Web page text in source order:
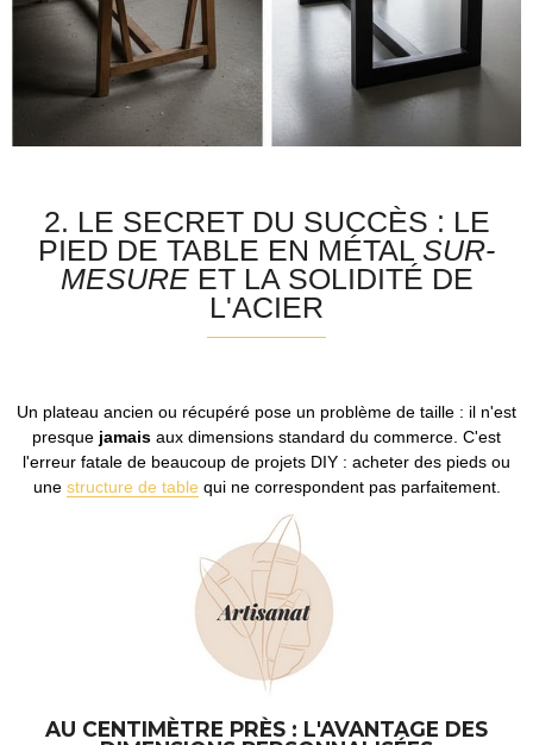
2. LE SECRET DU SUCCÈS : LE
PIED DE TABLE EN MÉTAL SUR-
MESUREET LA SOLIDITÉ DE
L'ACIER
Un plateau ancien ou récupéré pose un problème de taille : il n'est
presque jamais aux dimensions standard du commerce. C'est
l'erreur fatale de beaucoup de projets DIY : acheter des pieds ou
une structure de table qui ne correspondent pas parfaitement.
AU CENTIMÈTRE PRÈS : L'AVANTAGE DES